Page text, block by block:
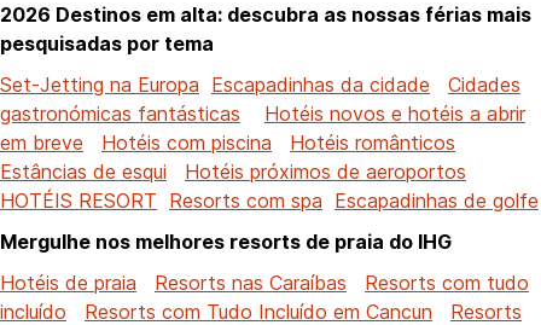
2026 Destinos em alta: descubra as nossas férias mais
pesquisadas por tema
Set-Jetting na Europa Escapadinhas da cidade
Cidades
gastronómicas fantásticas
Hotéis novos e hotéis a abrir
em breve
Hotéis com piscina
Hotéis românticos
Estâncias de esqui
Hotéis próximos de aeroportos
HOTÉIS RESORT Resorts com spa Escapadinhas de golfe
Mergulhe nos melhores resorts de praia do IHG
Hotéis de praia
Resorts nas Caraíbas
Resorts com tudo
incluído
Resorts com Tudo Incluído em Cancun
Resorts